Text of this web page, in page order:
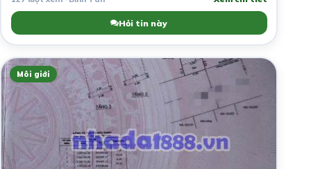
Hỏi tin này
Môi giới